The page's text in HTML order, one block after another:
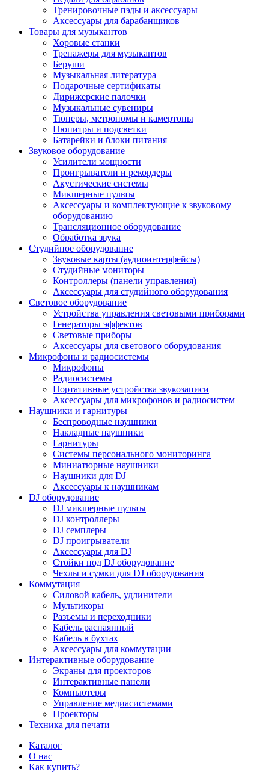
Тренировочные пэды и аксессуары
Аксессуары для барабанщиков
Товары для музыкантов
Хоровые станки
Тренажеры для музыкантов
Беруши
Музыкальная литература
Подарочные сертификаты
Дирижерские палочки
Музыкальные сувениры
Тюнеры, метрономы и камертоны
Пюпитры и подсветки
Батарейки и блоки питания
Звуковое оборудование
Усилители мощности
Проигрыватели и рекордеры
Акустические системы
Микшерные пульты
Аксессуары и комплектующие к звуковому
оборудованию
Трансляционное оборудование
Обработка звука
Студийное оборудование
Звуковые карты (аудиоинтерфейсы)
Студийные мониторы
Контроллеры (панели управления)
Аксессуары для студийного оборудования
Световое оборудование
Устройства управления световыми приборами
Генераторы эффектов
Световые приборы
Аксессуары для светового оборудования
Микрофоны и радиосистемы
Микрофоны
Радиосистемы
Портативные устройства звукозаписи
Аксессуары для микрофонов и радиосистем
Наушники и гарнитуры
Беспроводные наушники
Накладные наушники
Гарнитуры
Системы персонального мониторинга
Миниатюрные наушники
Наушники для DJ
Аксессуары к наушникам
DJ оборудование
DJ микшерные пульты
DJ контроллеры
DJ семплеры
DJ проигрыватели
Аксессуары для DJ
Стойки под DJ оборудование
Чехлы и сумки для DJ оборудования
Коммутация
Силовой кабель, удлинители
Мультикоры
Разъемы и переходники
Кабель распаянный
Кабель в бухтах
Аксессуары для коммутации
Интерактивные оборудование
Экраны для проекторов
Интерактивные панели
Компьютеры
Управление медиасистемами
Проекторы
Техника для печати
Каталог
О нас
Как купить?